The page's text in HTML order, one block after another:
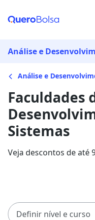
Análise e
Análise e
Faculdades
Sistemas
Veja descontos de até
Definir nível e curso